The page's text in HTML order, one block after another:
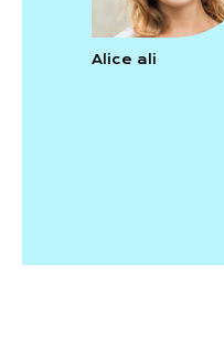
Alice ali